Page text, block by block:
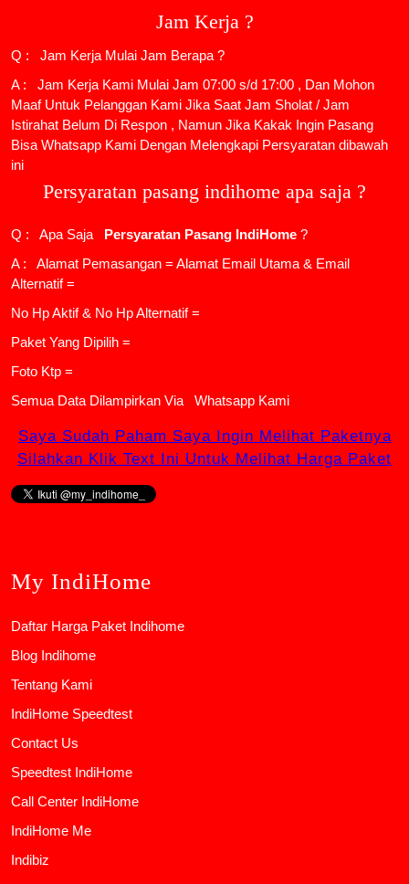
Jam Kerja ?
Q : Jam Kerja Mulai Jam Berapa ?
A : Jam Kerja Kami Mulai Jam 07:00 s/d 17:00 , Dan Mohon
Maaf Untuk Pelanggan Kami Jika Saat Jam Sholat / Jam
Istirahat Belum Di Respon , Namun Jika Kakak Ingin Pasang
Bisa Whatsapp Kami Dengan Melengkapi Persyaratan dibawah
ini
Persyaratan pasang indihome apa saja ?
Q : Apa Saja Persyaratan Pasang IndiHome ?
A : Alamat Pemasangan = Alamat Email Utama & Email
Alternatif =
No Hp Aktif & No Hp Alternatif =
Paket Yang Dipilih =
Foto Ktp =
Semua Data Dilampirkan Via
Whatsapp Kami
Saya Sudah Paham Saya Ingin Melihat Paketnya
Silahkan Klik Text Ini Untuk Melihat Harga Paket
My IndiHome
Daftar Harga Paket Indihome
Blog Indihome
Tentang Kami
IndiHome Speedtest
Contact Us
Speedtest IndiHome
Call Center IndiHome
IndiHome Me
Indibiz